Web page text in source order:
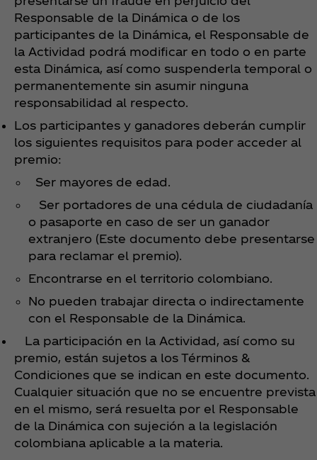
Responsable de la Dinámica o de los
participantes de la Dinámica, el Responsable de
la Actividad podrá modificar en todo o en parte
esta Dinámica, así como suspenderla temporal o
permanentemente sin asumir ninguna
responsabilidad al respecto.
Los participantes y ganadores deberán cumplir
los siguientes requisitos para poder acceder al
premio:
Ser mayores de edad.
Ser portadores de una cédula de ciudadanía
o pasaporte en caso de ser un ganador
extranjero (Este documento debe presentarse
para reclamar el premio).
Encontrarse en el territorio colombiano.
No pueden trabajar directa o indirectamente
con el Responsable de la Dinámica.
La participación en la Actividad, así como su
premio, están sujetos a los Términos &
Condiciones que se indican en este documento.
Cualquier situación que no se encuentre prevista
en el mismo, será resuelta por el Responsable
de la Dinámica con sujeción a la legislación
colombiana aplicable a la materia.